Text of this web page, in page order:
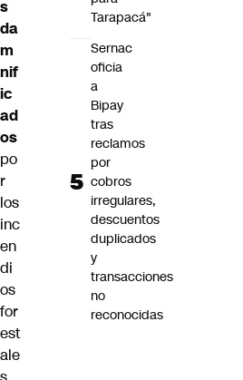
s
da
m
nif
ic
ad
os
po
r
los
inc
en
di
os
for
est
ale
Tarapacá"
Sernac
oficia
a
Bipay
tras
reclamos
por
cobros
irregulares,
descuentos
duplicados
y
transacciones
no
reconocidas